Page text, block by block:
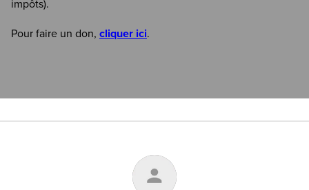
impôts).
Pour faire un don, cliquer ici.